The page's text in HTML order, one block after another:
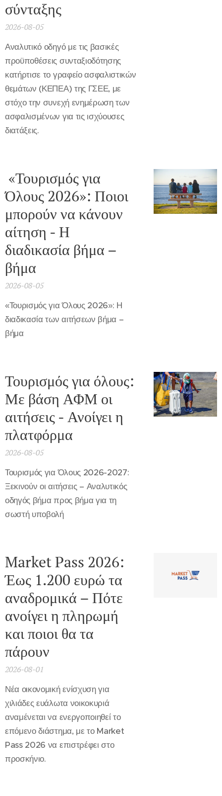
σύνταξης
2026-08-05
Αναλυτικό οδηγό με τις βασικές
προϋποθέσεις συνταξιοδότησης
κατήρτισε το γραφείο ασφαλιστικών
θεμάτων (ΚΕΠΕΑ) της ΓΣΕΕ, με
στόχο την συνεχή ενημέρωση των
ασφαλισμένων για τις ισχύουσες
διατάξεις.
«Τουρισμός για
Όλους 2026»: Ποιοι
μπορούν να κάνουν
αίτηση - Η
διαδικασία βήμα –
βήμα
2026-08-05
«Τουρισμός για Όλους 2026»: Η
διαδικασία των αιτήσεων βήμα –
βήμα
Τουρισμός για όλους:
Με βάση ΑΦΜ οι
αιτήσεις - Ανοίγει η
πλατφόρμα
2026-08-05
Τουρισμός για Όλους 2026-2027:
Ξεκινούν οι αιτήσεις – Αναλυτικός
οδηγός βήμα προς βήμα για τη
σωστή υποβολή
Market Pass 2026:
Έως 1.200 ευρώ τα
αναδρομικά – Πότε
ανοίγει η πληρωμή
και ποιοι θα τα
πάρουν
2026-08-01
Νέα οικονομική ενίσχυση για
χιλιάδες ευάλωτα νοικοκυριά
αναμένεται να ενεργοποιηθεί το
επόμενο διάστημα, με το Market
Pass 2026 να επιστρέφει στο
προσκήνιο.